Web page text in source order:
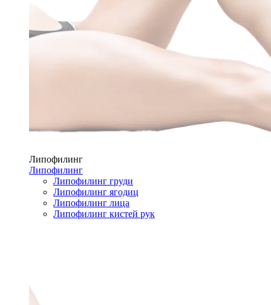
Липофилинг
Липофилинг
Липофилинг груди
Липофилинг ягодиц
Липофилинг лица
Липофилинг кистей рук